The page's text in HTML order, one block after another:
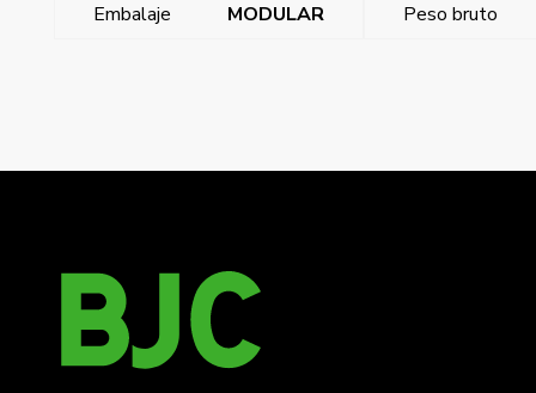
Embalaje
MODULAR Peso bruto